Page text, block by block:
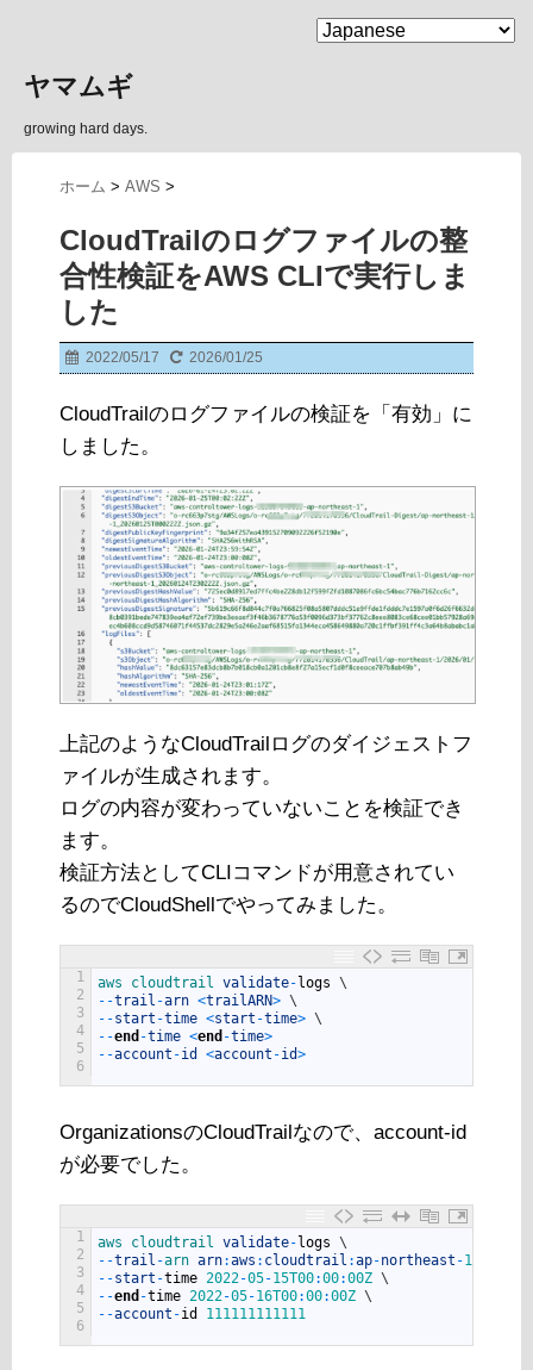
MENU
ヤマムギ
growing hard days.
ホーム > AWS >
CloudTrailのログファイルの整
合性検証をAWS CLIで実行しま
した
2022/05/17 2026/01/25
CloudTrailのログファイルの検証を「有効」に
しました。
上記のようなCloudTrailログのダイジェストフ
ァイルが生成されます。
ログの内容が変わっていないことを検証でき
ます。
検証方法としてCLIコマンドが用意されてい
るのでCloudShellでやってみました。
1
2
3
4
5
6
aws cloudtrail validate- logs \
--trail -arn <trailARN> \
--start -time <start -time> \
--end -time <end -time>
--account -id <account -id>
OrganizationsのCloudTrailなので、account-id
が必要でした。
1
2
3
4
5
6
aws cloudtrail validate- logs \
--trail -arn arn:aws : cloudtrail :ap-northeast -1
--start -time 2022-05-15T00:00:00Z \
--end -time 2022-05-16T00:00:00Z \
--account -id 111111111111